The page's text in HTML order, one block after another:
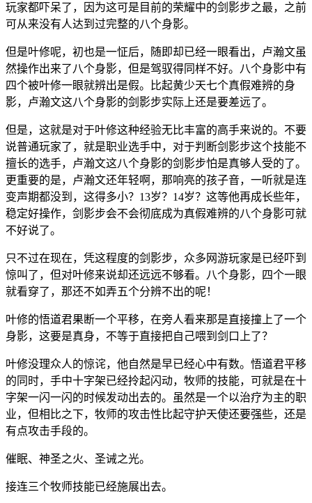
玩家都吓呆了，因为这可是目前的荣耀中的剑影步之最，之前
可从来没有人达到过完整的八个身影。
但是叶修呢，初也是一怔后，随即却已经一眼看出，卢瀚文虽
然操作出来了八个身影，但是驾驭得同样不好。八个身影中有
四个被叶修一眼就辨出是假。比起黄少天七个真假难辨的身
影，卢瀚文这八个身影的剑影步实际上还是要差远了。
但是，这就是对于叶修这种经验无比丰富的高手来说的。不要
说普通玩家了，就是职业选手中，对于判断剑影步这个技能不
擅长的选手，卢瀚文这八个身影的剑影步怕是真够人受的了。
更重要的是，卢瀚文还年轻啊，那响亮的孩子音，一听就是连
变声期都没到，这得多小？13岁？14岁？这等他再成长些年，
稳定好操作，剑影步会不会彻底成为真假难辨的八个身影可就
不好说了。
只不过在现在，凭这程度的剑影步，众多网游玩家是已经吓到
惊叫了，但对叶修来说却还远远不够看。八个身影，四个一眼
就看穿了，那还不如弄五个分辨不出的呢！
叶修的悟道君果断一个平移，在旁人看来那是直接撞上了一个
身影，这要是真身，不等于直接把自己喂到剑口上了？
叶修没理众人的惊诧，他自然是早已经心中有数。悟道君平移
的同时，手中十字架已经拎起闪动，牧师的技能，可就是在十
字架一闪一闪的时候发动出去的。虽然是一个以治疗为主的职
业，但相比之下，牧师的攻击性比起守护天使还要强些，还是
有点攻击手段的。
催眠、神圣之火、圣诫之光。
接连三个牧师技能已经施展出去。